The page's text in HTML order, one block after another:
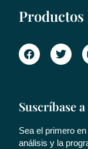
Productos
Suscríbase
Sea el primero
análisis y la